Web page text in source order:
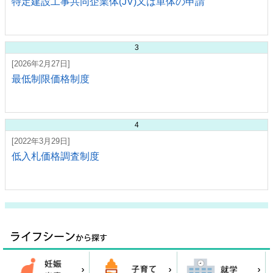
3
[2026年2月27日]
最低制限価格制度
4
[2022年3月29日]
低入札価格調査制度